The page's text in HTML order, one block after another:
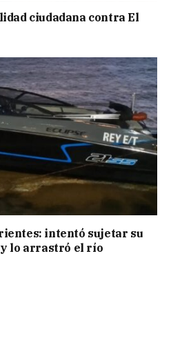
ciudadana contra El
intentó sujetar su
lo arrastró el río